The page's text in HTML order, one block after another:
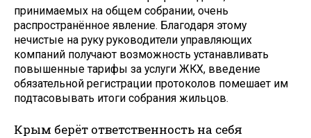
принимаемых на общем собрании, очень
распространённое явление. Благодаря этому
нечистые на руку руководители управляющих
компаний получают возможность устанавливать
повышенные тарифы за услуги ЖКХ, введение
обязательной регистрации протоколов помешает им
подтасовывать итоги собрания жильцов.
Крым берёт ответственность на себя